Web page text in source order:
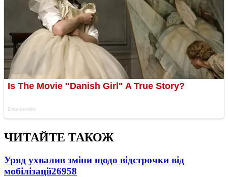
ЧИТАЙТЕ ТАКОЖ
Уряд ухвалив зміни щодо відстрочки від
мобілізації26958